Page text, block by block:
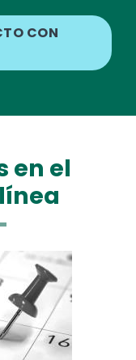
CON
en el